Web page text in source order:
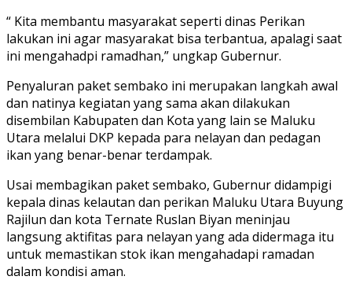
“ Kita membantu masyarakat seperti dinas Perikan
lakukan ini agar masyarakat bisa terbantua, apalagi saat
ini mengahadpi ramadhan,” ungkap Gubernur.
Penyaluran paket sembako ini merupakan langkah awal
dan natinya kegiatan yang sama akan dilakukan
disembilan Kabupaten dan Kota yang lain se Maluku
Utara melalui DKP kepada para nelayan dan pedagan
ikan yang benar-benar terdampak.
Usai membagikan paket sembako, Gubernur didampigi
kepala dinas kelautan dan perikan Maluku Utara Buyung
Rajilun dan kota Ternate Ruslan Biyan meninjau
langsung aktifitas para nelayan yang ada didermaga itu
untuk memastikan stok ikan mengahadapi ramadan
dalam kondisi aman.